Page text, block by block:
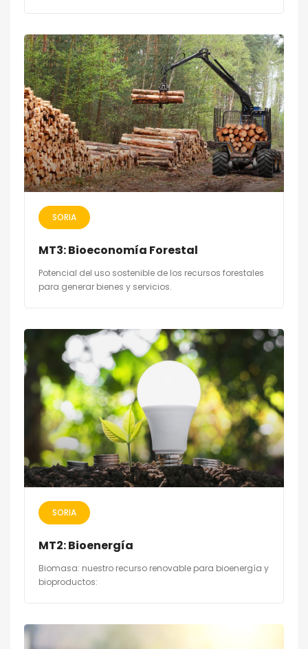
SORIA
MT3: Bioeconomía Forestal
Potencial del uso sostenible de los recursos forestales
para generar bienes y servicios.
SORIA
MT2: Bioenergía
Biomasa: nuestro recurso renovable para bioenergía y
bioproductos: